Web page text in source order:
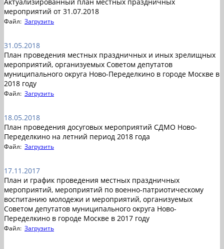
мероприятий от 31.07.2018
Файл: Загрузить
31.05.2018
План проведения местных праздничных и иных зрелищных
мероприятий, организуемых Советом депутатов
муниципального округа Ново-Переделкино в городе Москве в
2018 году
Файл: Загрузить
18.05.2018
План проведения досуговых мероприятий СДМО Ново-
Переделкино на летний период 2018 года
Файл: Загрузить
17.11.2017
План и график проведения местных праздничных
мероприятий, мероприятий по военно-патриотическому
воспитанию молодежи и мероприятий, организуемых
Советом депутатов муниципального округа Ново-
Переделкино в городе Москве в 2017 году
Файл: Загрузить